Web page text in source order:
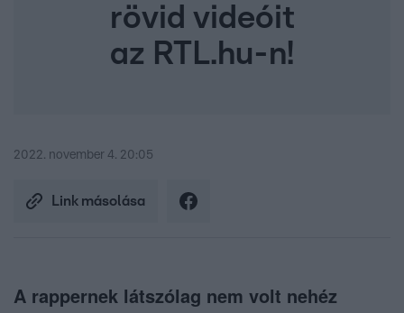
rövid videóit
az RTL.hu-n!
2022. november 4. 20:05
Link másolása
A rappernek látszólag nem volt nehéz